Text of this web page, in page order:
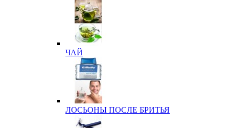
ЧАЙ
ЛОСЬОНЫ ПОСЛЕ БРИТЬЯ